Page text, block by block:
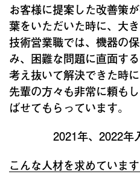
お客様に提案した改善策
葉をいただいた時に、大
技術営業職では、機器の
み、困難な問題に直面す
考え抜いて解決できた時
先輩の方々も非常に頼も
ばせてもらっています。
2021年、2022年
こんな人材を求めています